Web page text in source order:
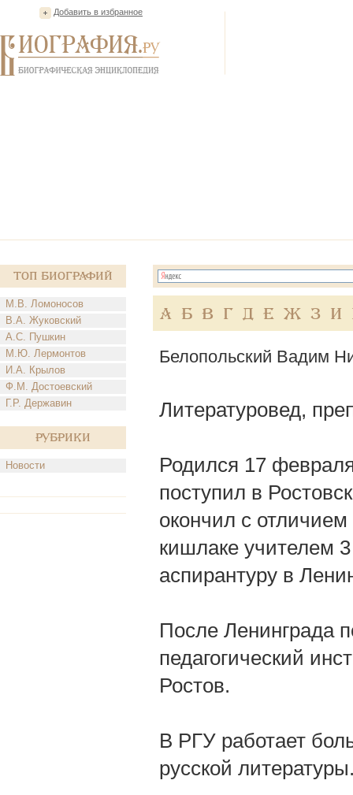
Добавить в избранное
Топ Биографий
М.В. Ломоносов
В.А. Жуковский
А.С. Пушкин
М.Ю. Лермонтов
И.А. Крылов
Ф.М. Достоевский
Г.Р. Державин
Рубрики
Новости
А Б В Г Д Е Ж З И
Белопольский Вадим
Литературовед,
Родился 17
поступил в
окончил с
кишлаке учителем
аспирантуру в
После Ленинграда
педагогический
Ростов.
В РГУ работает
русской